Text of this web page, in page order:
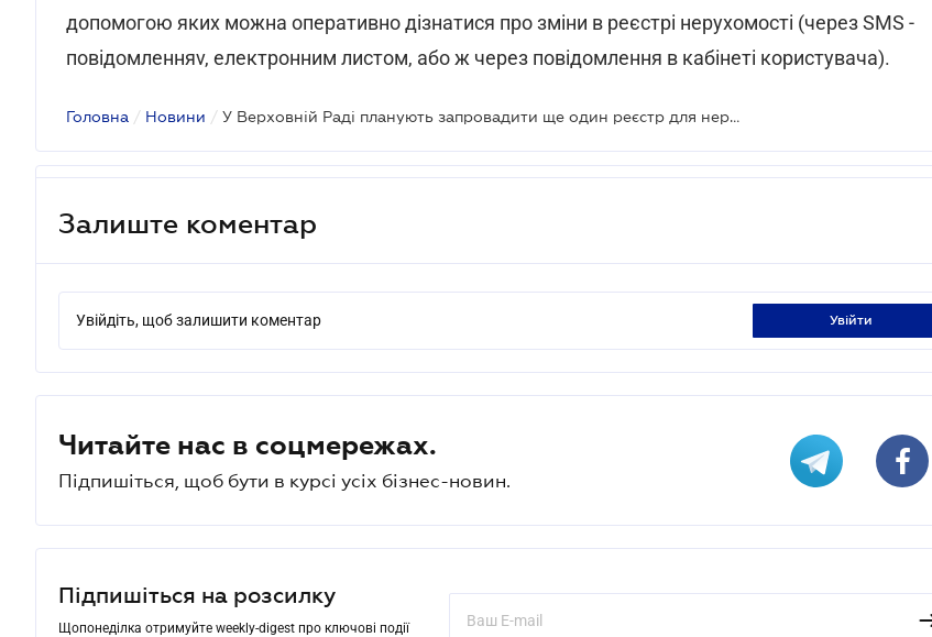
допомогою яких можна оперативно дізнатися про зміни в реєстрі нерухомості (через SMS -
повідомленняv, електронним листом, або ж через повідомлення в кабінеті користувача).
Головна / Новини / У Верховній Раді планують запровадити ще один реєстр для нерухомості
Залиште коментар
Увійдіть, щоб залишити коментар увійти
Читайте нас в соцмережах.
Підпишіться, щоб бути в курсі усіх бізнес-новин.
Підпишіться на розсилку
Щопонеділка отримуйте weekly-digest про ключові події